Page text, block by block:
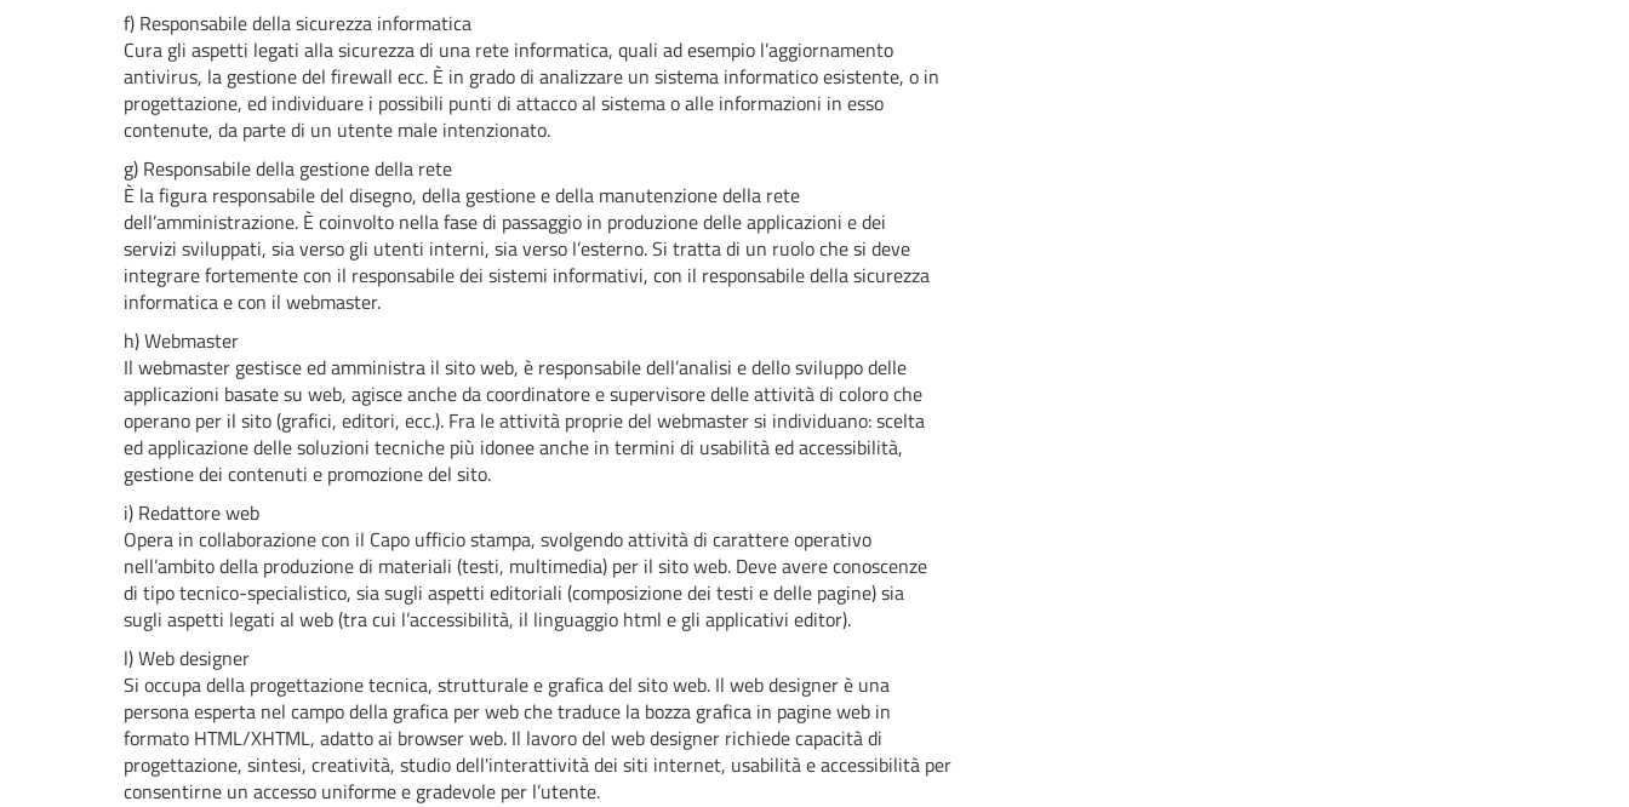
f) Responsabile della sicurezza informatica
Cura gli aspetti legati alla sicurezza di una rete informatica, quali ad esempio l’aggiornamento
antivirus, la gestione del firewall ecc. È in grado di analizzare un sistema informatico esistente, o in
progettazione, ed individuare i possibili punti di attacco al sistema o alle informazioni in esso
contenute, da parte di un utente male intenzionato.
g) Responsabile della gestione della rete
È la figura responsabile del disegno, della gestione e della manutenzione della rete
dell’amministrazione. È coinvolto nella fase di passaggio in produzione delle applicazioni e dei
servizi sviluppati, sia verso gli utenti interni, sia verso l’esterno. Si tratta di un ruolo che si deve
integrare fortemente con il responsabile dei sistemi informativi, con il responsabile della sicurezza
informatica e con il webmaster.
h) Webmaster
Il webmaster gestisce ed amministra il sito web, è responsabile dell’analisi e dello sviluppo delle
applicazioni basate su web, agisce anche da coordinatore e supervisore delle attività di coloro che
operano per il sito (grafici, editori, ecc.). Fra le attività proprie del webmaster si individuano: scelta
ed applicazione delle soluzioni tecniche più idonee anche in termini di usabilità ed accessibilità,
gestione dei contenuti e promozione del sito.
i) Redattore web
Opera in collaborazione con il Capo ufficio stampa, svolgendo attività di carattere operativo
nell’ambito della produzione di materiali (testi, multimedia) per il sito web. Deve avere conoscenze
di tipo tecnico-specialistico, sia sugli aspetti editoriali (composizione dei testi e delle pagine) sia
sugli aspetti legati al web (tra cui l’accessibilità, il linguaggio html e gli applicativi editor).
l) Web designer
Si occupa della progettazione tecnica, strutturale e grafica del sito web. Il web designer è una
persona esperta nel campo della grafica per web che traduce la bozza grafica in pagine web in
formato HTML/XHTML, adatto ai browser web. Il lavoro del web designer richiede capacità di
progettazione, sintesi, creatività, studio dell'interattività dei siti internet, usabilità e accessibilità per
consentirne un accesso uniforme e gradevole per l’utente.